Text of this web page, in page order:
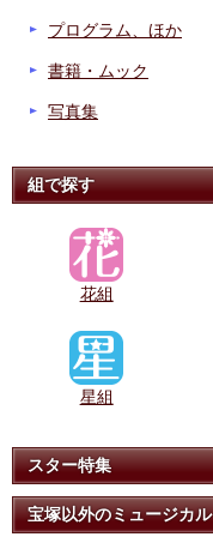
プログラム、ほか
書籍・ムック
写真集
組で探す
花組
星組
スター特集
宝塚以外のミュージカル